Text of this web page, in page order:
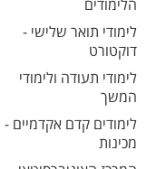
הלימודים
לימודי תואר שלישי -
דוקטורט
לימודי תעודה ולימודי
המשך
לימודים קדם אקדמיים -
מכינות